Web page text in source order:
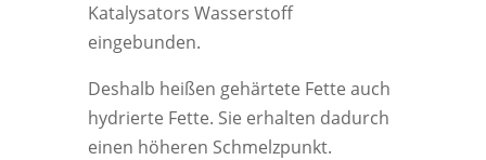
Katalysators Wasserstoff
eingebunden.
Deshalb heißen gehärtete Fette auch
hydrierte Fette. Sie erhalten dadurch
einen höheren Schmelzpunkt.